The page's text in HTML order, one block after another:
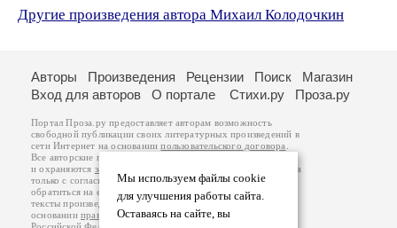
Другие произведения автора Михаил Колодочкин
Мы используем файлы cookie
для улучшения работы сайта.
Оставаясь на сайте, вы
Авторы Произведения Рецензии Поиск
Магазин
Вход для авторов
О портале Стихи.ру Проза.ру
Портал Проза.ру предоставляет авторам возможность
свободной публикации своих литературных произведений в
сети Интернет на основаниипользовательского договора
Все авторские права на произведения принадлежат авторам
и охраняются законом
. Перепечатка произведений возможна
только с согласия его автора, к которому вы можете
обратиться на его авторской странице. Ответственность за
тексты произведений авторы несут самостоятельно на
основанииправил публикацииизаконодательства